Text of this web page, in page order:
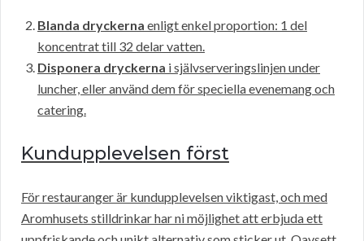
Blanda dryckerna enligt enkel proportion: 1 del
koncentrat till 32 delar vatten.
Disponera dryckerna i självserveringslinjen under
luncher, eller använd dem för speciella evenemang och
catering.
Kundupplevelsen först
För restauranger är kundupplevelsen viktigast, och med
Aromhusets stilldrinkar har ni möjlighet att erbjuda ett